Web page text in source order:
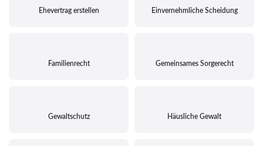
Ehevertrag erstellen Einvernehmliche Scheidung
Familienrecht Gemeinsames Sorgerecht
Gewaltschutz Häusliche Gewalt